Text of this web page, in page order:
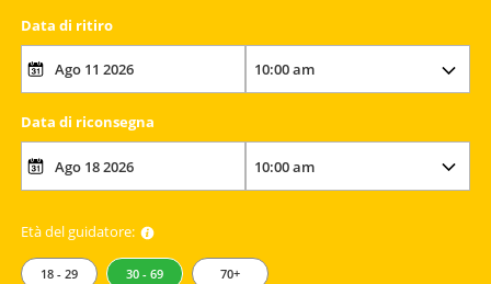
Data di ritiro
Data di riconsegna
Età del guidatore:
18 - 29 30 - 69 70+